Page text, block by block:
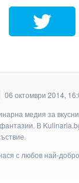
06 октомври 2014,
медия за
В
с любов най-